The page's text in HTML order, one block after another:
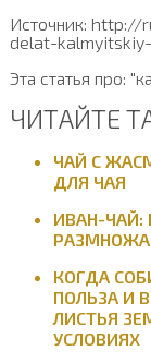
Источник:
delat-
Эта статья про:
ЧИТАЙТЕ
ЧАЙ С
ДЛЯ ЧАЯ
ИВАН-ЧАЙ:
КОГДА
ПОЛЬЗА И
ЛИСТЬЯ
УСЛОВИЯХ